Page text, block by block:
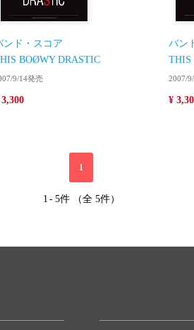
ンド・スコア
BOØWY DRASTIC
9/14発売
バン
THIS
2007/
¥
1
1 - 5件 （全 5件）